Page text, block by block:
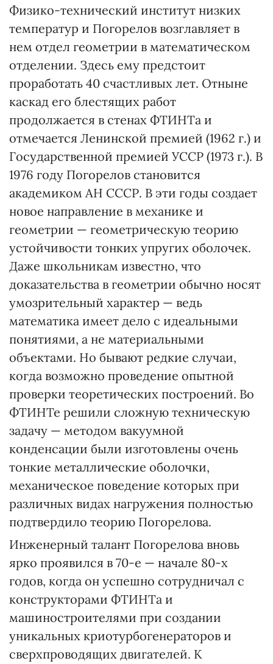
Физико-технический институт низких
температур и Погорелов возглавляет в
нем отдел геометрии в математическом
отделении. Здесь ему предстоит
проработать 40 счастливых лет. Отныне
каскад его блестящих работ
продолжается в стенах ФТИНТа и
отмечается Ленинской премией (1962 г.) и
Государственной премией УССР (1973 г.). В
1976 году Погорелов становится
академиком АН СССР. В эти годы создает
новое направление в механике и
геометрии — геометрическую теорию
устойчивости тонких упругих оболочек.
Даже школьникам известно, что
доказательства в геометрии обычно носят
умозрительный характер — ведь
математика имеет дело с идеальными
понятиями, а не материальными
объектами. Но бывают редкие случаи,
когда возможно проведение опытной
проверки теоретических построений. Во
ФТИНТе решили сложную техническую
задачу — методом вакуумной
конденсации были изготовлены очень
тонкие металлические оболочки,
механическое поведение которых при
различных видах нагружения полностью
подтвердило теорию Погорелова.
Инженерный талант Погорелова вновь
ярко проявился в 70-е — начале 80-х
годов, когда он успешно сотрудничал с
конструкторами ФТИНТа и
машиностроителями при создании
уникальных криотурбогенераторов и
сверхпроводящих двигателей. К